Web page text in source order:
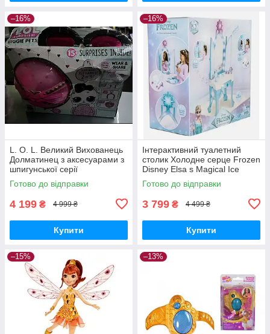
–16%
L. O. L. Великий Вихованець
Долматинец з аксесуарами з
шпигунської серії
Готово до відправки
4 199 ₴ 4 999 ₴
Купити
–16%
Інтерактивний туалетний
столик Холодне серце Frozen
Disney Elsa s Magical Ice
Vanity
Готово до відправки
3 799 ₴ 4 499 ₴
Купити
–15% –13%